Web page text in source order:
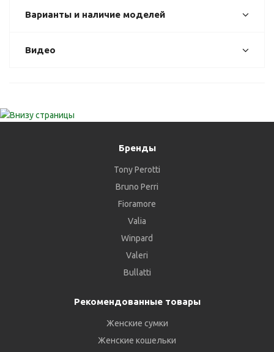
Варианты и наличие моделей
Видео
Бренды
Tony Perotti
Bruno Perri
Fioramore
Valia
Winpard
Valeri
Bullatti
Рекомендованные товары
Женские сумки
Женские кошельки